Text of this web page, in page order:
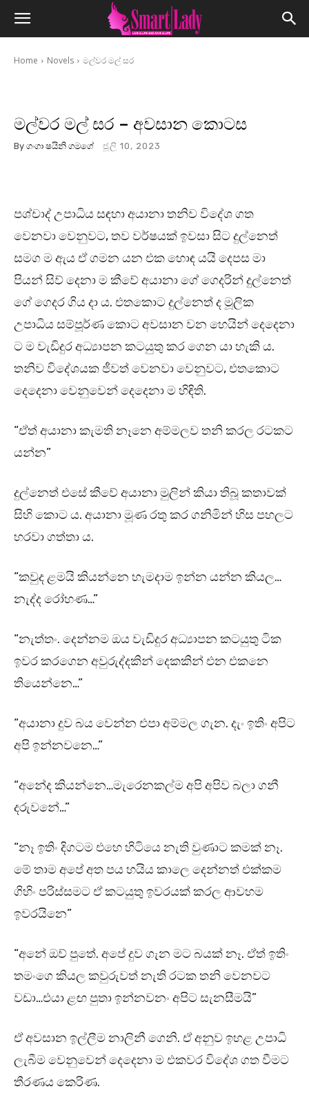
Home Novels මල්වර මල් සර
මල්වර මල් සර – අවසාන කොටස
By ගංගා ෂයිනි ගමගේ ජූලි 10, 2023
පශ්චාද් උපාධිය සඳහා අයානා තනිව විදේශ ගත
වෙනවා වෙනුවට, තව වර්ෂයක් ඉවසා සිට දුල්නෙත්
සමග ම ඇය ඒ ගමන යන එක හොඳ යයි දෙපස මා
පියන් සිව් දෙනා ම කීවේ අයානා ගේ ගෙදරින් දුල්නෙත්
ගේ ගෙදර ගිය දා ය. එතකොට දුල්නෙත් ද මූලික
උපාධිය සම්පූර්ණ කොට අවසාන වන හෙයින් දෙදෙනා
ට ම වැඩිදුර අධ්‍යාපන කටයුතු කර ගෙන යා හැකි ය.
තනිව විදේශයක ජීවත් වෙනවා වෙනුවට, එතකොට
දෙදෙනා වෙනුවෙන් දෙදෙනා ම හිඳිති.
“ඒත් අයානා කැමති නෑනෙ අම්මලව තනි කරල රටකට
යන්න”
දුල්නෙත් එසේ කීවේ අයානා මුලින් කියා තිබූ කතාවක්
සිහි කොට ය. අයානා මූණ රතු කර ගනිමින් හිස පහලට
හරවා ගත්තා ය.
“කවුද ළමයි කියන්නෙ හැමදාම ඉන්න යන්න කියල…
නැද්ද රෝහණ…”
“නැත්තං. දෙන්නම ඔය වැඩිදුර අධ්‍යාපන කටයුතු ටික
ඉවර කරගෙන අවුරුද්දකින් දෙකකින් එන එකනෙ
තියෙන්නෙ…”
“අයානා දුව බය වෙන්න එපා අම්මල ගැන. දැං ඉතිං අපිට
අපි ඉන්නවනෙ…”
“අනේද කියන්නෙ…මැරෙනකල්ම අපි අපිව බලා ගනී
දරුවනේ…”
“නෑ ඉතිං දිගටම එහෙ හිටියෙ නැති වුණාට කමක් නෑ.
මේ තාම අපේ අත පය හයිය කාලෙ දෙන්නත් එක්කම
ගිහිං පරිස්සමට ඒ කටයුතු ඉවරයක් කරල ආවහම
ඉවරයිනෙ”
“අනේ ඔව් පුතේ. අපේ දුව ගැන මට බයක් නෑ. ඒත් ඉතිං
තමංගෙ කියල කවුරුවත් නැති රටක තනි වෙනවට
වඩා…එයා ළඟ පුතා ඉන්නවනං අපිට සැනසීමයි”
ඒ අවසාන ඉල්ලීම නාලිනී ගෙනි. ඒ අනුව ඉහළ උපාධි
ලැබීම වෙනුවෙන් දෙදෙනා ම එකවර විදේශ ගත වීමට
තීරණය කෙරිණ.